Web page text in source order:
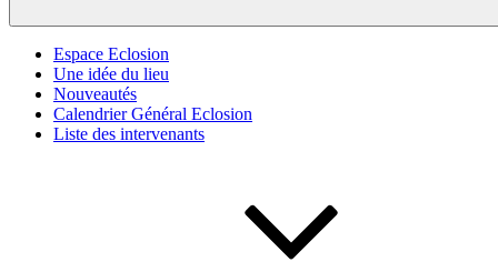
Espace Eclosion
Une idée du lieu
Nouveautés
Calendrier Général Eclosion
Liste des intervenants